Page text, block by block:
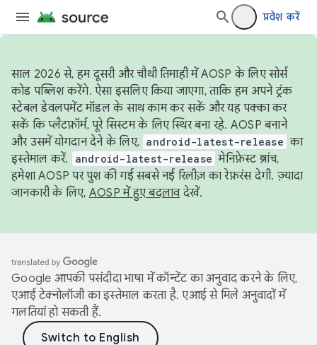
प्रवेश करें
साल 2026 से, हम दूसरी और चौथी तिमाही में AOSP के लिए सोर्स
कोड पब्लिश करेंगे. ऐसा इसलिए किया जाएगा, ताकि हम अपने ट्रंक
स्टेबल डेवलपमेंट मॉडल के साथ काम कर सकें और यह पक्का कर
सकें कि प्लैटफ़ॉर्म, पूरे सिस्टम के लिए स्थिर बना रहे. AOSP बनाने
और उसमें योगदान देने के लिए, android-latest-release का
इस्तेमाल करें.
android-latest-release मेनिफ़ेस्ट ब्रांच,
हमेशा AOSP पर पुश की गई सबसे नई रिलीज़ का रेफ़रंस देगी. ज़्यादा
जानकारी के लिए, AOSP में हुए बदलावदेखें.
Google आपकी पसंदीदा भाषा में कॉन्टेंट का अनुवाद करने के लिए,
एआई टेक्नोलॉजी का इस्तेमाल करता है. एआई से मिले अनुवादों में
गलतियां हो सकती हैं.